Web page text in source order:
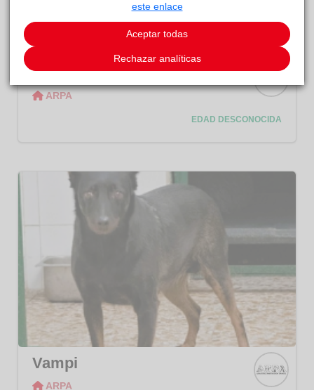
Tyson
ARPA
EDAD DESCONOCIDA
Vampi
ARPA
este enlace
Aceptar todas
Rechazar analíticas